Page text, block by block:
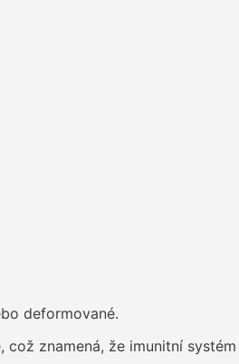
deformované.
znamená, že imunitní